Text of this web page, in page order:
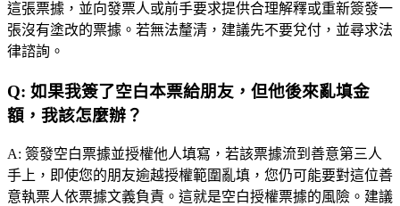
這張票據，並向發票人或前手要求提供合理解釋或重新簽發一
張沒有塗改的票據。若無法釐清，建議先不要兌付，並尋求法
律諮詢。
Q: 如果我簽了空白本票給朋友，但他後來亂填金
額，我該怎麼辦？
A: 簽發空白票據並授權他人填寫，若該票據流到善意第三人
手上，即使您的朋友逾越授權範圍亂填，您仍可能要對這位善
意執票人依票據文義負責。這就是空白授權票據的風險。建議